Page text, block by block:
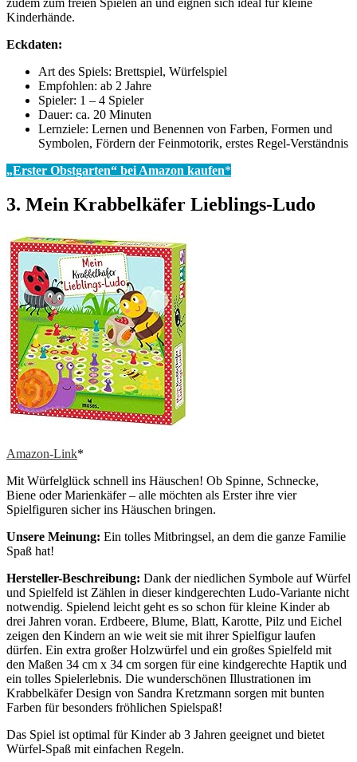
zudem zum freien Spielen an und eignen sich ideal für kleine
Kinderhände.
Eckdaten:
Art des Spiels: Brettspiel, Würfelspiel
Empfohlen: ab 2 Jahre
Spieler: 1 – 4 Spieler
Dauer: ca. 20 Minuten
Lernziele: Lernen und Benennen von Farben, Formen und
Symbolen, Fördern der Feinmotorik, erstes Regel-Verständnis
„Erster Obstgarten“ bei Amazon kaufen*
3. Mein Krabbelkäfer Lieblings-Ludo
Amazon-Link*
Mit Würfelglück schnell ins Häuschen! Ob Spinne, Schnecke,
Biene oder Marienkäfer – alle möchten als Erster ihre vier
Spielfiguren sicher ins Häuschen bringen.
Unsere Meinung: Ein tolles Mitbringsel, an dem die ganze Familie
Spaß hat!
Hersteller-Beschreibung: Dank der niedlichen Symbole auf Würfel
und Spielfeld ist Zählen in dieser kindgerechten Ludo-Variante nicht
notwendig. Spielend leicht geht es so schon für kleine Kinder ab
drei Jahren voran. Erdbeere, Blume, Blatt, Karotte, Pilz und Eichel
zeigen den Kindern an wie weit sie mit ihrer Spielfigur laufen
dürfen. Ein extra großer Holzwürfel und ein großes Spielfeld mit
den Maßen 34 cm x 34 cm sorgen für eine kindgerechte Haptik und
ein tolles Spielerlebnis. Die wunderschönen Illustrationen im
Krabbelkäfer Design von Sandra Kretzmann sorgen mit bunten
Farben für besonders fröhlichen Spielspaß!
Das Spiel ist optimal für Kinder ab 3 Jahren geeignet und bietet
Würfel-Spaß mit einfachen Regeln.